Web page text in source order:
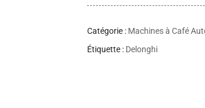
Catégorie : Machines à Café
Étiquette : Delonghi